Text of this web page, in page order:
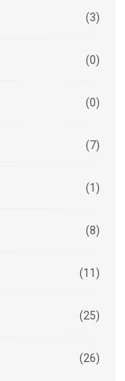
(3)
(0)
(0)
(7)
(1)
(8)
(11)
(25)
(26)